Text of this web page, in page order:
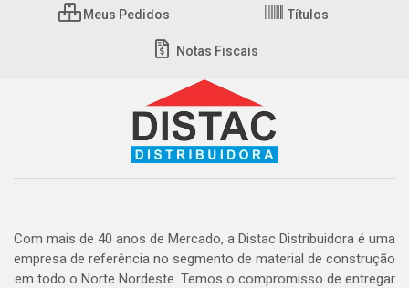
Meus Pedidos Títulos
Notas Fiscais
Com mais de 40 anos de Mercado, a Distac Distribuidora é uma
empresa de referência no segmento de material de construção
em todo o Norte Nordeste. Temos o compromisso de entregar